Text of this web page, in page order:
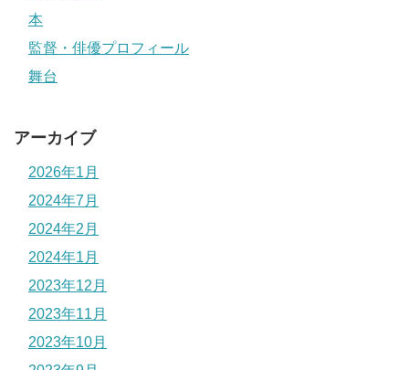
本
監督・俳優プロフィール
舞台
アーカイブ
2026年1月
2024年7月
2024年2月
2024年1月
2023年12月
2023年11月
2023年10月